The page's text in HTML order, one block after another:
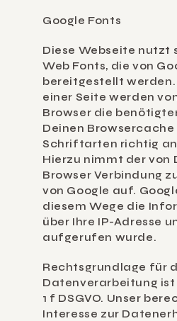
Google Fonts
Diese Webseite nutzt
Web Fonts, die von
bereitgestellt
einer Seite werden
Browser die
Deinen
Schriftarten richtig
Hierzu nimmt der von
Browser Verbindung
von Google auf.
diesem Wege die
über Ihre IP-Adresse
aufgerufen wurde.
Rechtsgrundlage für
Datenverarbeitung ist
1 f DSGVO. Unser
Interesse zur